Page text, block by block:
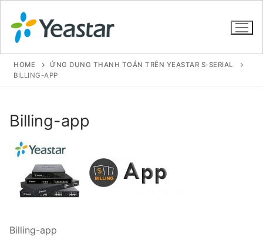
SẢN PHẨM
VOIP PBX FOR SME
Tổng đài VoIP Yeastar S412
Tổng đài VoIP Yeastar S50
HOME
ỨNG DỤNG THANH TOÁN TRÊN YEASTAR S-SERIAL
BILLING-APP
Billing-app
Billing-app